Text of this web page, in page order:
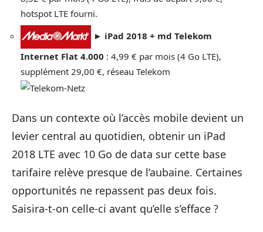
hotspot LTE fourni.
► iPad 2018 + md Telekom
Internet Flat 4.000 : 4,99 € par mois (4 Go LTE),
supplément 29,00 €, réseau Telekom
Dans un contexte où l’accès mobile devient un
levier central au quotidien, obtenir un iPad
2018 LTE avec 10 Go de data sur cette base
tarifaire relève presque de l’aubaine. Certaines
opportunités ne repassent pas deux fois.
Saisira-t-on celle-ci avant qu’elle s’efface ?